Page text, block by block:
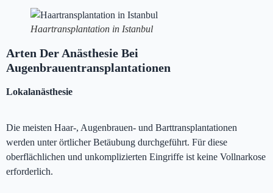
Haartransplantation in Istanbul
Arten Der Anästhesie Bei
Augenbrauentransplantationen
Lokalanästhesie
Die meisten Haar-, Augenbrauen- und Barttransplantationen
werden unter örtlicher Betäubung durchgeführt. Für diese
oberflächlichen und unkomplizierten Eingriffe ist keine Vollnarkose
erforderlich.